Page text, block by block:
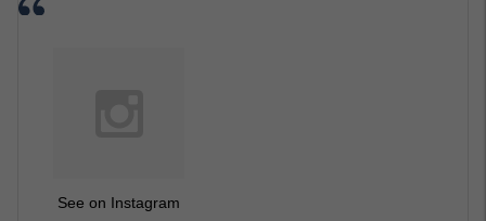
See on Instagram